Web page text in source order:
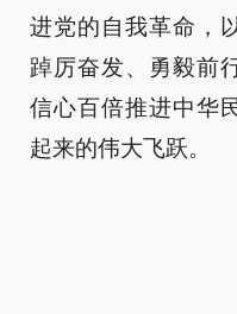
进党的自我革命，
踔厉奋发、勇毅前
信心百倍推进中华
起来的伟大飞跃。